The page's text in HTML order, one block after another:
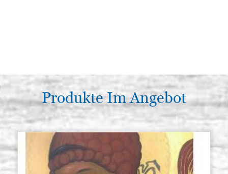
Produkte Im Angebot